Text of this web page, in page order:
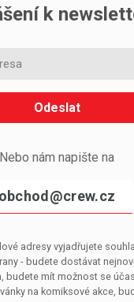
k
Odeslat
Nebo nám napište na
obchod@crew.cz
adresy vyjadřujete
- budete dostávat
budete mít možnost se
na komiksové akce,